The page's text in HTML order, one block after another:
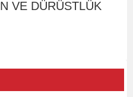
VE DÜRÜSTLÜK